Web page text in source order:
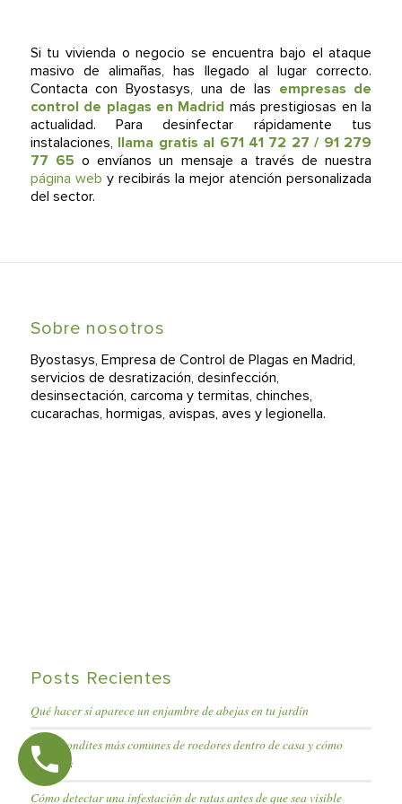
Si tu vivienda o negocio se encuentra bajo el ataque
masivo de alimañas, has llegado al lugar correcto.
Contacta con Byostasys, una de las empresas de
control de plagas en Madrid más prestigiosas en la
actualidad. Para desinfectar rápidamente tus
instalaciones, llama gratis al 671 41 72 27 / 91 279
77 65 o envíanos un mensaje a través de nuestra
página web y recibirás la mejor atención personalizada
del sector.
Sobre nosotros
Byostasys, Empresa de Control de Plagas en Madrid,
servicios de desratización, desinfección,
desinsectación, carcoma y termitas, chinches,
cucarachas, hormigas, avispas, aves y legionella.
Posts Recientes
Qué hacer si aparece un enjambre de abejas en tu jardín
Los escondites más comunes de roedores dentro de casa y cómo
sellarlos
Cómo detectar una infestación de ratas antes de que sea visible